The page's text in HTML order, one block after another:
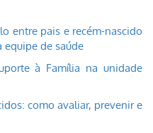
entre pais e recém-nascido
de saúde
à Família na unidade
como avaliar, prevenir e